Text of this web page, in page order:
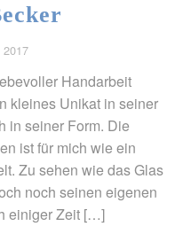
Handarbeit
kleines Unikat in seiner
in seiner Form. Die
ist für mich wie ein
Zu sehen wie das Glas
noch seinen eigenen
einiger Zeit […]